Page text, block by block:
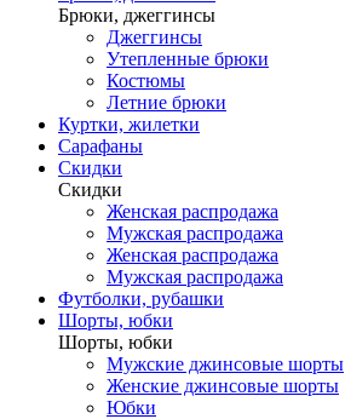
Брюки, джеггинсы
Джеггинсы
Утепленные брюки
Костюмы
Летние брюки
Куртки, жилетки
Сарафаны
Скидки
Скидки
Женская распродажа
Мужская распродажа
Женская распродажа
Мужская распродажа
Футболки, рубашки
Шорты, юбки
Шорты, юбки
Мужские джинсовые шорты
Женские джинсовые шорты
Юбки